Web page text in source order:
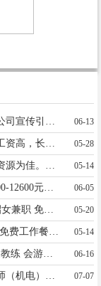
06-13
05-28
05-14
邢台上市科技招工，装配钳工，工资7500-12600元。餐补每顿10元，年龄18一42，电话13082036026 06-05
不用开店 不用上班 男士保健副业长期招女兼职 免费入 手把手教 一单一算 当天见钱 来聊就带 17731930456 05-20
05-14
招景区检票员 女18 -45 灵活点 招摩托艇教练 会游泳18 -30工作 广府古城 电话19912090332 06-16
07-07